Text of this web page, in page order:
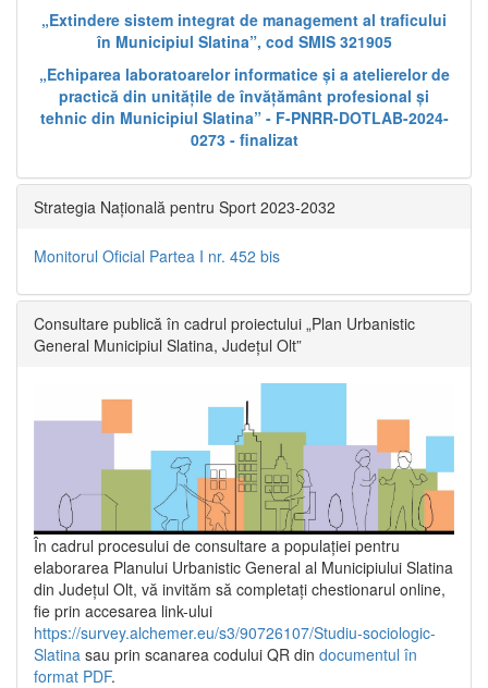
„Extindere sistem integrat de management al traficului
în Municipiul Slatina”, cod SMIS 321905
„Echiparea laboratoarelor informatice și a atelierelor de
practică din unitățile de învățământ profesional și
tehnic din Municipiul Slatina” - F-PNRR-DOTLAB-2024-
0273 - finalizat
Strategia Națională pentru Sport 2023-2032
Monitorul Oficial Partea I nr. 452 bis
Consultare publică în cadrul proiectului „Plan Urbanistic
General Municipiul Slatina, Județul Olt”
În cadrul procesului de consultare a populaţiei pentru
elaborarea Planului Urbanistic General al Municipiului Slatina
din Județul Olt, vă invităm să completați chestionarul online,
fie prin accesarea link-ului
https://survey.alchemer.eu/s3/90726107/Studiu-sociologic-
Slatina sau prin scanarea codului QR din documentul în
format PDF.